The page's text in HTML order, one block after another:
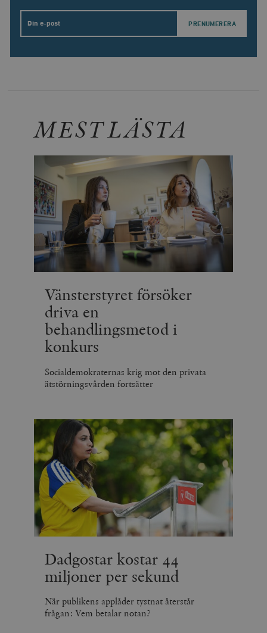
Email
MEST LÄSTA
Vänsterstyret försöker
driva en
behandlingsmetod i
konkurs
Socialdemokraternas krig mot den privata
ätstörningsvården fortsätter
Dadgostar kostar 44
miljoner per sekund
När publikens applåder tystnat återstår
frågan: Vem betalar notan?